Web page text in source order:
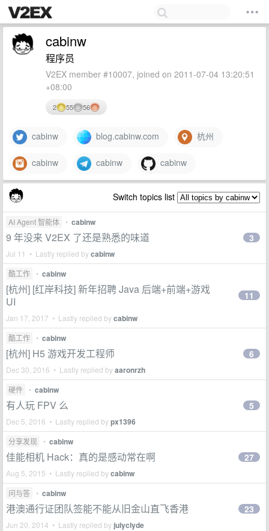
cabinw
程序员
V2EX member #10007, joined on 2011-07-04 13:20:51
+08:00
2 55 56
cabinw blog.cabinw.com 杭州
cabinw cabinw cabinw
Switch topics list
AI Agent 智能体 • cabinw
9 年没来 V2EX 了还是熟悉的味道
Jul 11 • Lastly replied bycabinw
3
酷工作 • cabinw
[杭州] [红岸科技] 新年招聘 Java 后端+前端+游戏
UI
Jan 17, 2017 • Lastly replied bycabinw
11
酷工作 • cabinw
[杭州] H5 游戏开发工程师
Dec 30, 2016 • Lastly replied byaaronrzh
6
硬件 • cabinw
有人玩 FPV 么
Dec 5, 2016 • Lastly replied bypx1396
5
分享发现 • cabinw
佳能相机 Hack：真的是感动常在啊
Aug 5, 2015 • Lastly replied bycabinw
27
问与答 • cabinw
港澳通行证团队签能不能从旧金山直飞香港
Jun 20, 2014 • Lastly replied by julyclyde
23